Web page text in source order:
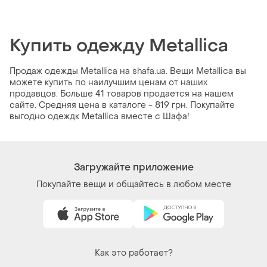
Купить одежду Metallica
Продаж одежды Metallica на shafa.ua. Вещи Metallica вы
можете купить по наилучшим ценам от наших
продавцов. Больше 41 товаров продается на нашем
сайте. Средняя цена в каталоге - 819 грн. Покупайте
выгодно одеждк Metallica вместе с Шафа!
Загружайте приложение
Покупайте вещи и общайтесь в любом месте
Как это работает?